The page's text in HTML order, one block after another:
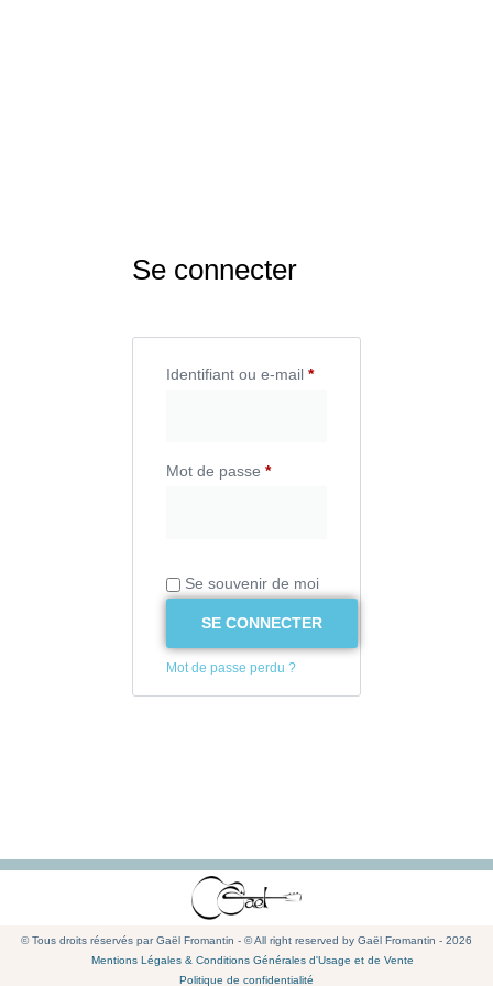
Se connecter
Identifiant ou e-mail *
Mot de passe *
Se souvenir de moi
SE CONNECTER
Mot de passe perdu ?
© Tous droits réservés par Gaël Fromantin - © All right reserved by Gaël Fromantin - 2026
Mentions Légales & Conditions Générales d'Usage et de Vente
Politique de confidentialité